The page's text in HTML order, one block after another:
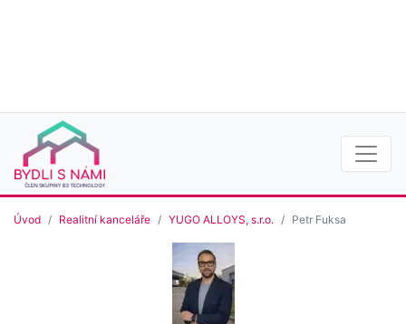
Úvod Realitní kanceláře YUGO ALLOYS, s.r.o. Petr Fuksa